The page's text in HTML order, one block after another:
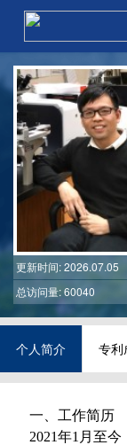
更新时间: 2026.07.05
总访问量: 60040
个人简介 专利
一、工作简历
2021年1